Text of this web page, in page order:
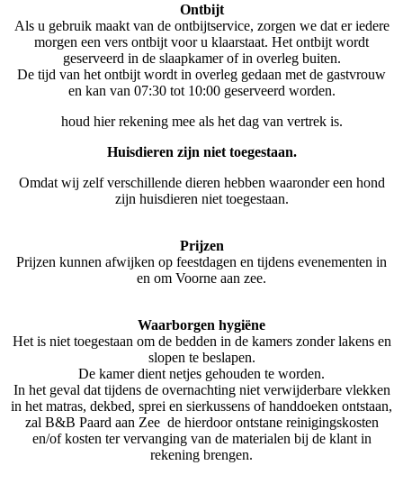
Ontbijt
Als u gebruik maakt van de ontbijtservice, zorgen we dat er iedere
morgen een vers ontbijt voor u klaarstaat. Het ontbijt wordt
geserveerd in de slaapkamer of in overleg buiten.
De tijd van het ontbijt wordt in overleg gedaan met de gastvrouw
en kan van 07:30 tot 10:00 geserveerd worden.
houd hier rekening mee als het dag van vertrek is.
Huisdieren zijn niet toegestaan.
Omdat wij zelf verschillende dieren hebben waaronder een hond
zijn huisdieren niet toegestaan.
Prijzen
Prijzen kunnen afwijken op feestdagen en tijdens evenementen in
en om Voorne aan zee.
Waarborgen hygiëne
Het is niet toegestaan om de bedden in de kamers zonder lakens en
slopen te beslapen.
De kamer dient netjes gehouden te worden.
In het geval dat tijdens de overnachting niet verwijderbare vlekken
in het matras, dekbed, sprei en sierkussens of handdoeken ontstaan,
zal B&B Paard aan Zee de hierdoor ontstane reinigingskosten
en/of kosten ter vervanging van de materialen bij de klant in
rekening brengen.